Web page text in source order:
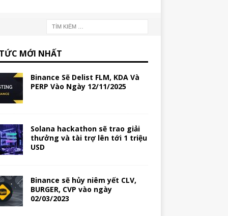
MỚI NHẤT
Binance Sẽ Delist FLM, KDA Và
PERP Vào Ngày 12/11/2025
Solana hackathon sẽ trao giải
thưởng và tài trợ lên tới 1 triệu
USD
Binance sẽ hủy niêm yết CLV,
BURGER, CVP vào ngày
02/03/2023